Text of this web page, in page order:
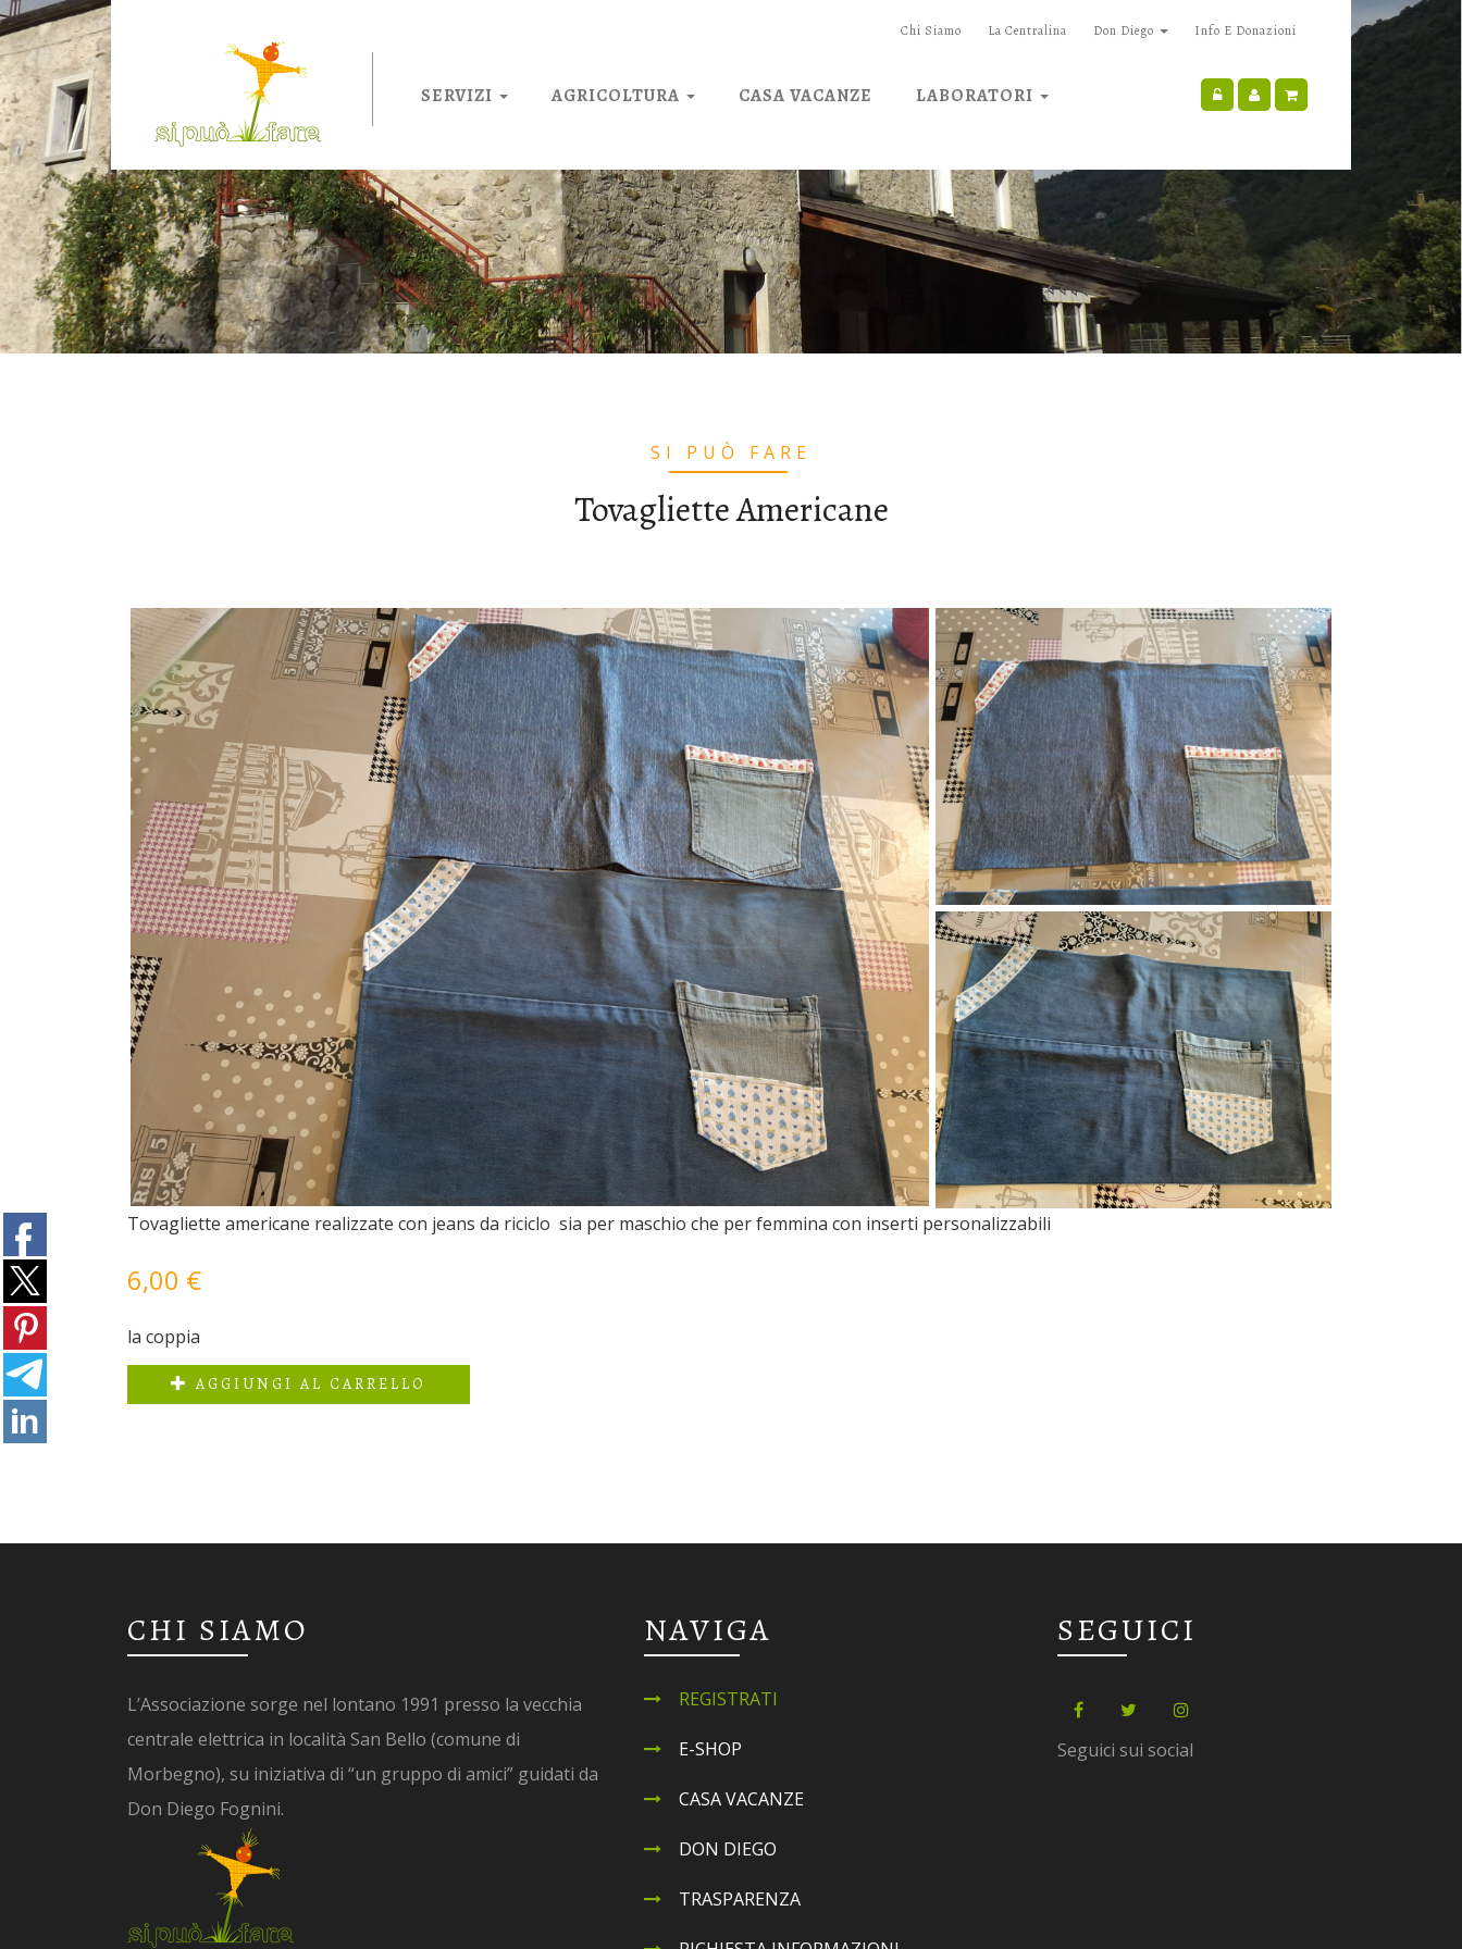
Salta al contenuto principale
Chi Siamo La Centralina Don Diego Info E Donazioni
SERVIZI AGRICOLTURA CASA VACANZE LABORATORI
SI PUÒ FARE
Tovagliette Americane
Tovagliette americane realizzate con jeans da riciclo sia per maschio che per femmina con inserti personalizzabili
6,00 €
la coppia
AGGIUNGI AL CARRELLO
CHI SIAMO
L’Associazione sorge nel lontano 1991 presso la vecchia
centrale elettrica in località San Bello (comune di
Morbegno), su iniziativa di “un gruppo di amici” guidati da
Don Diego Fognini.
NAVIGA
REGISTRATI
E-SHOP
CASA VACANZE
DON DIEGO
TRASPARENZA
SEGUICI
Seguici sui social